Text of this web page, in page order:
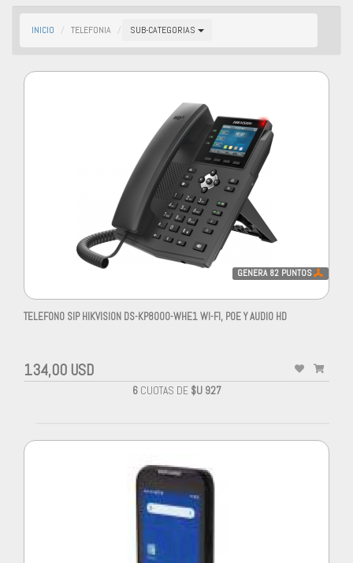
INICIO TELEFONIA SUB-CATEGORIAS
GENERA 82 PUNTOS
TELEFONO SIP HIKVISION DS-KP8000-WHE1 WI-FI, POE Y AUDIO HD
134,00 USD
6CUOTAS DE $U 927